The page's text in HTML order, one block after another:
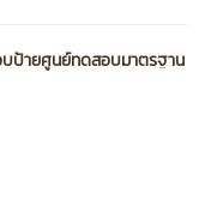
บป้ายศูนย์ทดสอบมาตรฐาน